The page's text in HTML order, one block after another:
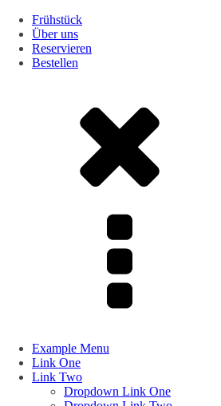
Frühstück
Über uns
Reservieren
Bestellen
Example Menu
Link One
Link Two
Dropdown Link One